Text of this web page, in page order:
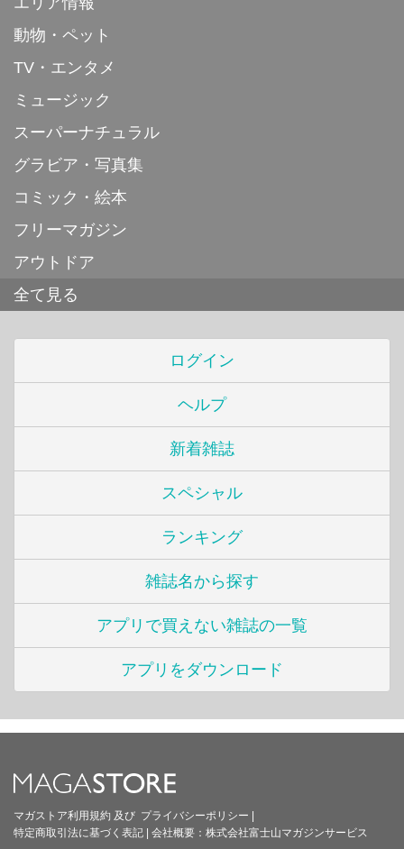
動物・ペット
TV・エンタメ
ミュージック
スーパーナチュラル
グラビア・写真集
コミック・絵本
フリーマガジン
アウトドア
全て見る
ログイン
ヘルプ
新着雑誌
スペシャル
ランキング
雑誌名から探す
アプリで買えない雑誌の一覧
アプリをダウンロード
マガストア利用規約 及び プライバシーポリシー
特定商取引法に基づく表記
会社概要： 株式会社富士山マガジンサービス